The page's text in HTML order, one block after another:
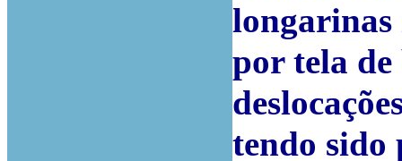
longarinas
por tela
tendo sido